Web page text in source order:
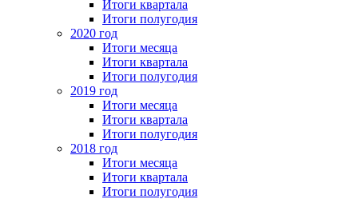
Итоги квартала
Итоги полугодия
2020 год
Итоги месяца
Итоги квартала
Итоги полугодия
2019 год
Итоги месяца
Итоги квартала
Итоги полугодия
2018 год
Итоги месяца
Итоги квартала
Итоги полугодия